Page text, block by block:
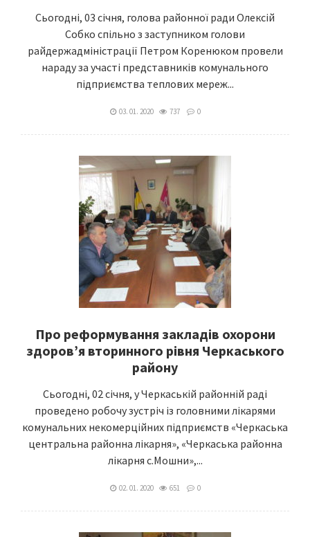
Сьогодні, 03 січня, голова районної ради Олексій
Собко спільно з заступником голови
райдержадміністрації Петром Коренюком провели
нараду за участі представників комунального
підприємства теплових мереж...
03. 01. 2020 737 0
Про реформування закладів охорони
здоров’я вторинного рівня Черкаського
району
Сьогодні, 02 січня, у Черкаській районній раді
проведено робочу зустріч із головними лікарями
комунальних некомерційних підприємств «Черкаська
центральна районна лікарня», «Черкаська районна
лікарня с.Мошни»,...
02. 01. 2020 651 0